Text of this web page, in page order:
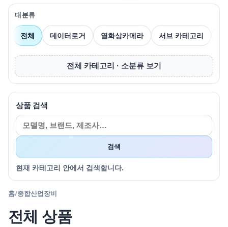
대분류
전체 데이터로거 열화상카메라 서브 카테고리
전체 카테고리 · 소분류 보기
상품 검색
검색
현재 카테고리 안에서 검색합니다.
홈/종합산업장비
전체 상품